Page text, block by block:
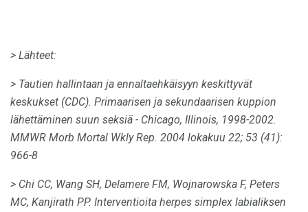
> Lähteet:
> Tautien hallintaan ja ennaltaehkäisyyn keskittyvät
keskukset (CDC). Primaarisen ja sekundaarisen kuppion
lähettäminen suun seksiä - Chicago, Illinois, 1998-2002.
MMWR Morb Mortal Wkly Rep. 2004 lokakuu 22; 53 (41):
966-8
> Chi CC, Wang SH, Delamere FM, Wojnarowska F, Peters
MC, Kanjirath PP. Interventioita herpes simplex labialiksen